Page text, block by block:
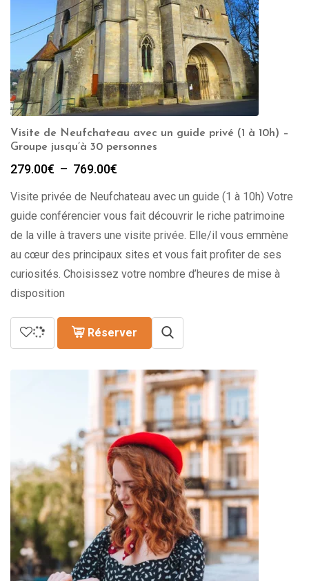
Visite de Neufchateau avec un guide privé (1 à 10h) –
Groupe jusqu’à 30 personnes
279.00€ – 769.00€
prix :
279.00€
à
769.00€
Visite privée de Neufchateau avec un guide (1 à 10h) Votre
guide conférencier vous fait découvrir le riche patrimoine
de la ville à travers une visite privée. Elle/il vous emmène
au cœur des principaux sites et vous fait profiter de ses
curiosités. Choisissez votre nombre d’heures de mise à
disposition
Réserver